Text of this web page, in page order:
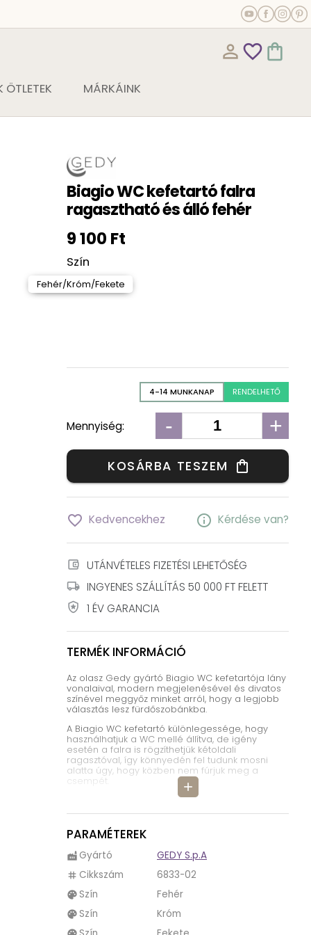
person_outline favorite_outline shopping_bag
MÁRKÁINK
Biagio WC kefetartó falra
ragasztható és álló fehér
9 100 Ft
Szín
Fehér/Króm/Fekete
4-14 MUNKANAP RENDELHETŐ
Mennyiség: - +
KOSÁRBA TESZEM shopping_bag
favorite_border Kedvencekhez info Kérdése van?
account_balance_wallet UTÁNVÉTELES FIZETÉSI LEHETŐSÉG
local_shipping INGYENES SZÁLLÍTÁS 50 000 FT FELETT
local_police 1 ÉV GARANCIA
TERMÉK INFORMÁCIÓ
add
Az olasz Gedy gyártó Biagio WC kefetartója lány
vonalaival, modern megjelenésével és divatos
színével meggyőz minket arról, hogy a legjobb
választás lesz fürdőszobánkba.
A Biagio WC kefetartó különlegessége, hogy
használhatjuk a WC mellé állítva, de igény
esetén a falra is rögzíthetjük kétoldali
ragasztóval, így könnyedén fel tudunk mosni
alatta úgy, hogy közben nem fúrjuk meg a
csempét.
A tervező három divatos szín, a fehér, a fekete
és króm kombinációjával hozta létre a Biagio
szín dominál a WC kefetartóban, mely
eleganciát kölcsönöz fürdőszobánknak, hiszen a
fehér szín használata mind otthoni, mind pedig
irodai környezetben divatos, időtálló. A fehér
fürdőszobai kiegészítők könnyen kombinálható
felhasználási területe egyszerűségének
bolondította meg alulról és felülről a fekete
PARAMÉTEREK
factory Gyártó GEDY S.p.A
tag Cikkszám 6833-02
palette Szín Fehér
palette Szín Króm